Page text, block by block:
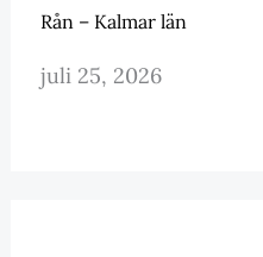
Rån – Kalmar län
juli 25, 2026